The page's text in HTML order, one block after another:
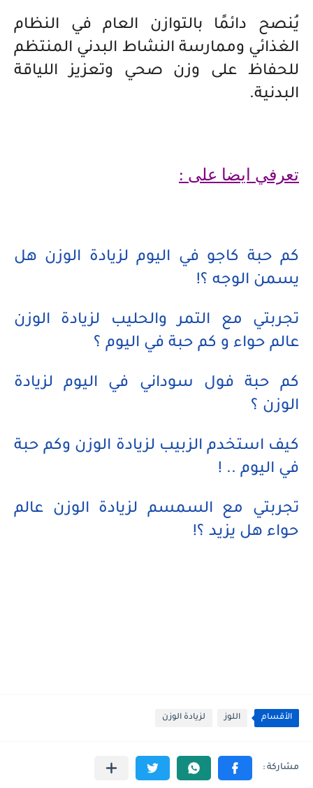
يُنصح دائمًا بالتوازن العام في النظام
الغذائي وممارسة النشاط البدني المنتظم
للحفاظ على وزن صحي وتعزيز اللياقة
البدنية.
تعرفي ايضا على :
كم حبة كاجو في اليوم لزيادة الوزن هل
يسمن الوجه ؟!
تجربتي مع التمر والحليب لزيادة الوزن
عالم حواء و كم حبة في اليوم ؟
كم حبة فول سوداني في اليوم لزيادة
الوزن ؟
كيف استخدم الزبيب لزيادة الوزن وكم حبة
في اليوم .. !
تجربتي مع السمسم لزيادة الوزن عالم
حواء هل يزيد ؟!
الأقسام اللوز لزيادة الوزن